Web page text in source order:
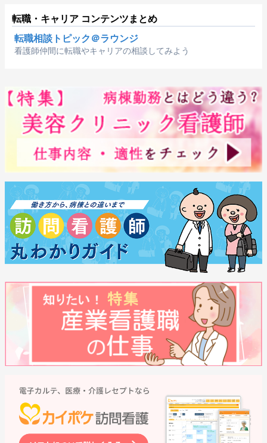
転職・キャリア コンテンツまとめ
転職相談トピック＠ラウンジ
看護師仲間に転職やキャリアの相談してみよう